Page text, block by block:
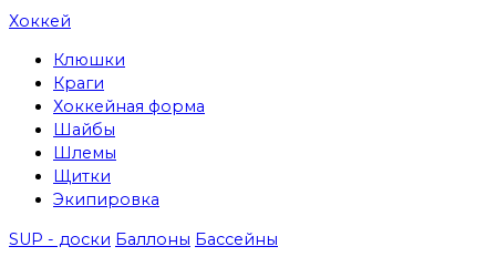
Хоккей
Клюшки
Краги
Хоккейная форма
Шайбы
Шлемы
Щитки
Экипировка
SUP - доски Баллоны Бассейны